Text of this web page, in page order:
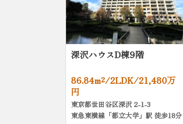
深沢ハウスD棟9階
86.84m²/2LDK/21,480万
円
東京都世田谷区深沢 2-1-3
東急東横線「都立大学」駅 徒歩18分